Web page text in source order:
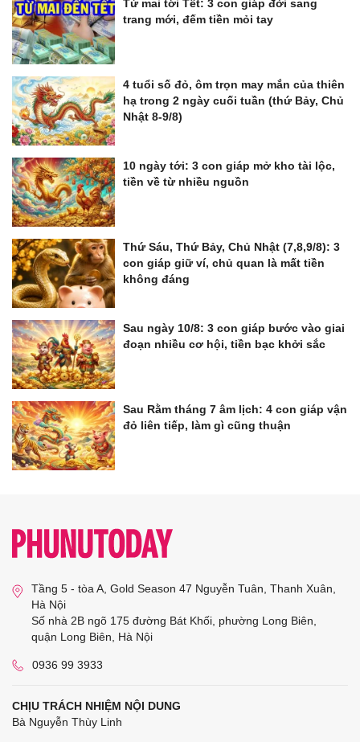
Từ mai tới Tết: 3 con giáp đời sang
trang mới, đếm tiền mỏi tay
4 tuổi số đỏ, ôm trọn may mắn của thiên
hạ trong 2 ngày cuối tuần (thứ Bảy, Chủ
Nhật 8-9/8)
10 ngày tới: 3 con giáp mở kho tài lộc,
tiền về từ nhiều nguồn
Thứ Sáu, Thứ Bảy, Chủ Nhật (7,8,9/8): 3
con giáp giữ ví, chủ quan là mất tiền
không đáng
Sau ngày 10/8: 3 con giáp bước vào giai
đoạn nhiều cơ hội, tiền bạc khởi sắc
Sau Rằm tháng 7 âm lịch: 4 con giáp vận
đỏ liên tiếp, làm gì cũng thuận
Tầng 5 - tòa A, Gold Season 47 Nguyễn Tuân, Thanh Xuân,
Hà Nội
Số nhà 2B ngõ 175 đường Bát Khối, phường Long Biên,
quận Long Biên, Hà Nội
0936 99 3933
CHỊU TRÁCH NHIỆM NỘI DUNG
Bà Nguyễn Thùy Linh